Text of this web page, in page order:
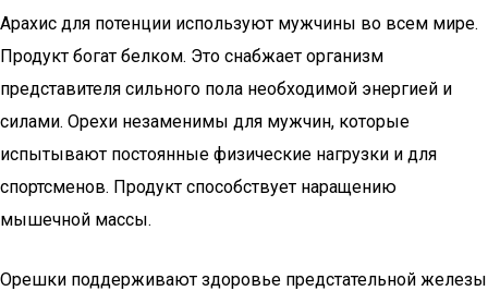
Арахис для потенции используют мужчины во всем мире.
Продукт богат белком. Это снабжает организм
представителя сильного пола необходимой энергией и
силами. Орехи незаменимы для мужчин, которые
испытывают постоянные физические нагрузки и для
спортсменов. Продукт способствует наращению
мышечной массы.
Орешки поддерживают здоровье предстательной железы